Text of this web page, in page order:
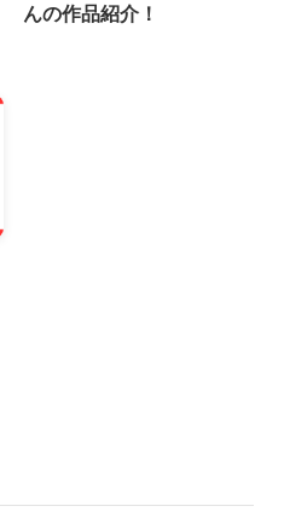
んの作品紹介！